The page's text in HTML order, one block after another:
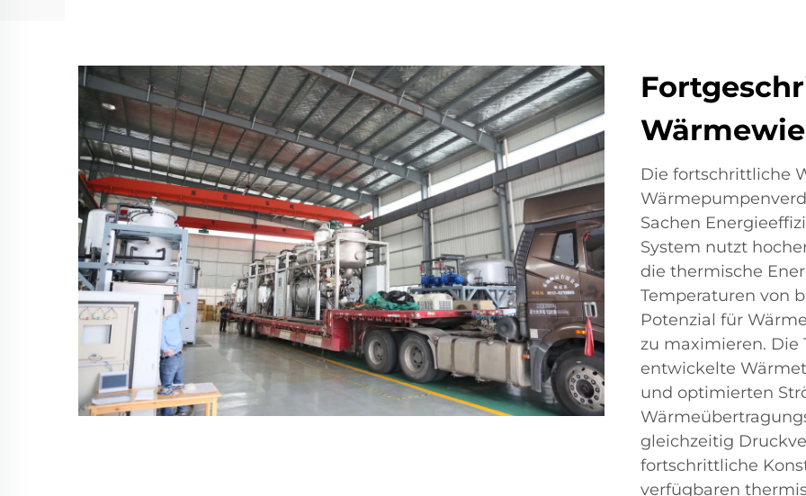
Die fortschrittliche
Sachen
System nutzt
die thermische
Temperaturen von
Potenzial für
zu maximieren. Die
entwickelte
und optimierten
gleichzeitig
fortschrittliche
verfügbaren